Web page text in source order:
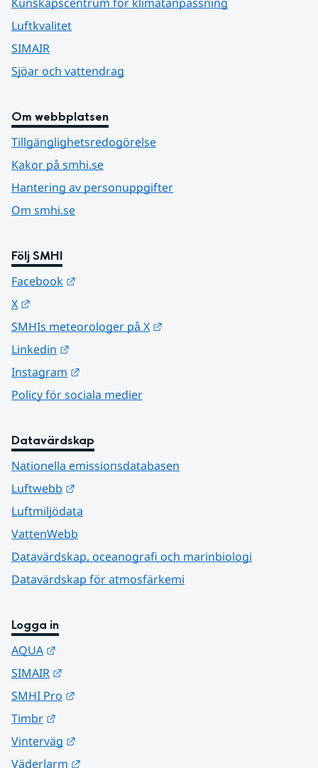
Luftkvalitet
SIMAIR
Sjöar och vattendrag
Om webbplatsen
Tillgänglighetsredogörelse
Kakor på smhi.se
Hantering av personuppgifter
Om smhi.se
Följ SMHI
Facebook
X
SMHIs meteorologer på X
Linkedin
Instagram
Policy för sociala medier
Datavärdskap
Nationella emissionsdatabasen
Luftwebb
Luftmiljödata
VattenWebb
Datavärdskap, oceanografi och marinbiologi
Datavärdskap för atmosfärkemi
Logga in
AQUA
SIMAIR
SMHI Pro
Timbr
Vinterväg
Väderlarm